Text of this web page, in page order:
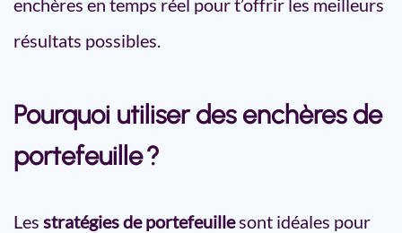
enchères en temps réel pour t’offrir les meilleurs
résultats possibles.
Pourquoi utiliser des enchères de
portefeuille ?
Les stratégies de portefeuillesont idéales pour